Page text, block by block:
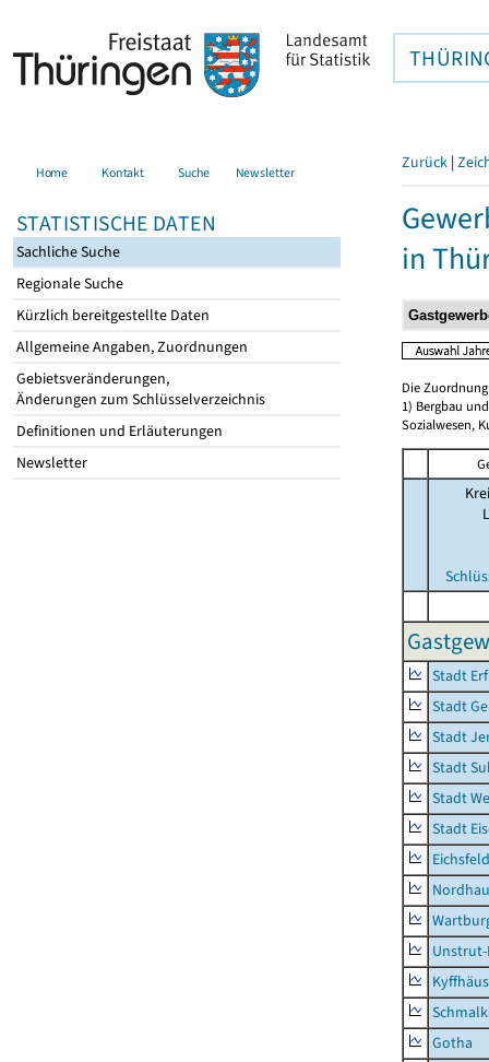
Home Kontakt Suche Newsletter
STATISTISCHE DATEN
Sachliche Suche
Regionale Suche
Kürzlich bereitgestellte Daten
Allgemeine Angaben, Zuordnungen
Gebietsveränderungen,
Änderungen zum Schlüsselverzeichnis
Definitionen und Erläuterungen
Newsletter
Zurück |
in
Die
1) Bergbau
Sozialwesen,
Stadt
Stadt
Stadt
Stadt
Stadt
Stadt
Eichsfeld
Gotha